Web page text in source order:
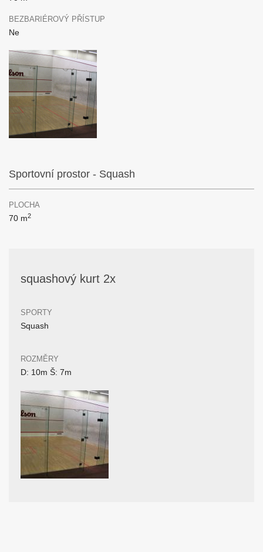
BEZBARIÉROVÝ PŘÍSTUP
Ne
Sportovní prostor - Squash
PLOCHA
70 m2
squashový kurt 2x
SPORTY
Squash
ROZMĚRY
D: 10m Š: 7m